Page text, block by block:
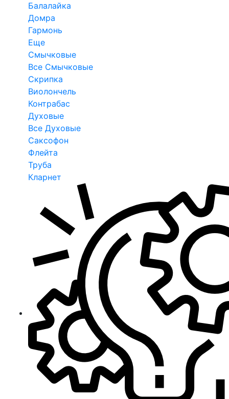
Балалайка
Домра
Гармонь
Еще
Смычковые
Все Смычковые
Скрипка
Виолончель
Контрабас
Духовые
Все Духовые
Саксофон
Флейта
Труба
Кларнет